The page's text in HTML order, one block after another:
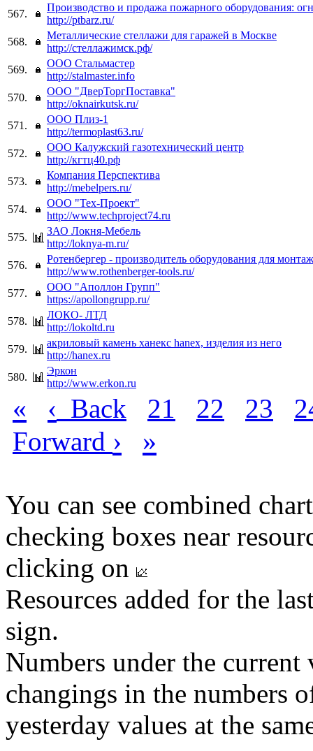
567.
Производство и продажа пожарного оборудования:
http://ptbarz.ru/
568.
Металлические стеллажи для гаражей в Москве
http://стеллажимск.рф/
569.
ООО Стальмастер
http://stalmaster.info
570.
ООО "ДверТоргПоставка"
http://oknairkutsk.ru/
571.
ООО Плиз-1
http://termoplast63.ru/
572.
ООО Калужский газотехнический центр
http://кгтц40.рф
573.
Компания Перспектива
http://mebelpers.ru/
574.
ООО "Тех-Проект"
http://www.techproject74.ru
575.
ЗАО Локня-Мебель
http://loknya-m.ru/
576.
Ротенбергер - производитель оборудования для
http://www.rothenberger-tools.ru/
577.
ООО "Аполлон Групп"
https://apollongrupp.ru/
578.
ЛОКО- ЛТД
http://lokoltd.ru
579.
акриловый камень ханекс hanex, изделия из него
http://hanex.ru
580.
Эркон
http://www.erkon.ru
« ‹ Back 21 22 23
Forward › »
You can see combined
checking boxes near
clicking on
Resources added for the
sign.
Numbers under the
changings in the numbers
yesterday values at the